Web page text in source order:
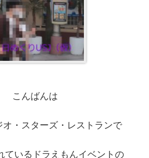
こんばんは
オ・スターズ・レストランで
ているドラえもんイベントの